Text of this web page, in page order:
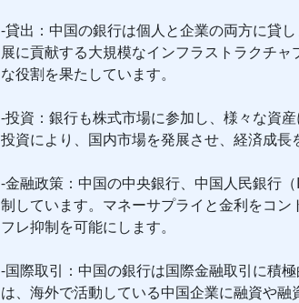
-貸出：中国の銀行は個人と企業の両方に貸
展に貢献する大規模なインフラストラクチ
な役割を果たしています。
-投資：銀行も株式市場に参加し、様々な資
投資により、国内市場を発展させ、経済成長
-金融政策：中国の中央銀行、中国人民銀行
制しています。マネーサプライと金利をコ
フレ抑制を可能にします。
-国際取引：中国の銀行は国際金融取引に積
は、海外で活動している中国企業に融資や